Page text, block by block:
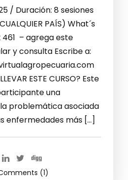
/ Duración: 8 sesiones
PAÍS) What´s
461 – agrega este
y consulta Escribe a:
ESTE CURSO? Este
una
problemática asociada
enfermedades más […]
(1)